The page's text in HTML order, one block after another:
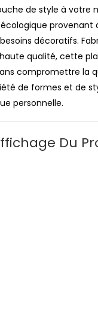
de style à votre
provenant
décoratifs.
qualité, cette
compromettre la
de formes et de
personnelle.
Du